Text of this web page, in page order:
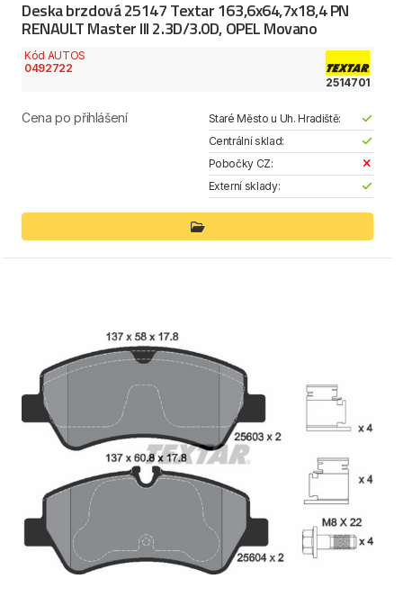
Deska brzdová 25147 Textar 163,6x64,7x18,4 PN
RENAULT Master III 2.3D/3.0D, OPEL Movano
Kód AUTOS
0492722
2514701
Cena po přihlášení
Staré Město u Uh. Hradiště:
Centrální sklad:
Pobočky CZ:
Externí sklady: